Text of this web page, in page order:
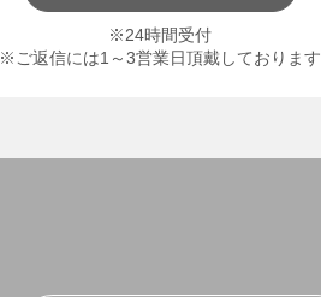
※24時間受付
※ご返信には1～3営業日頂戴しております